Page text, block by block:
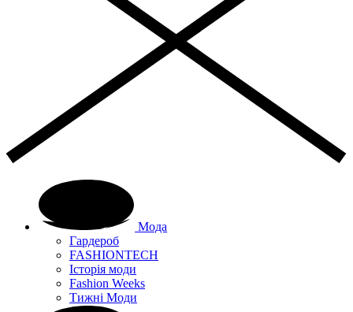
Мода
Гардероб
FASHIONTECH
Історія моди
Fashion Weeks
Тижні Моди